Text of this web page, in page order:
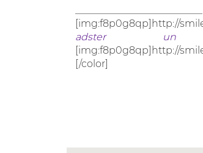
[img:f8p0g8qp]http://
adster un
[img:f8p0g8qp]http://
[/color]